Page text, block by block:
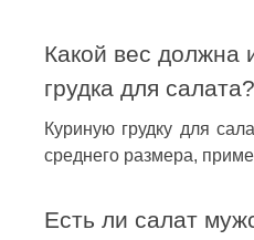
Какой вес должна
грудка для салата?
Куриную грудку для
среднего размера,
Есть ли салат